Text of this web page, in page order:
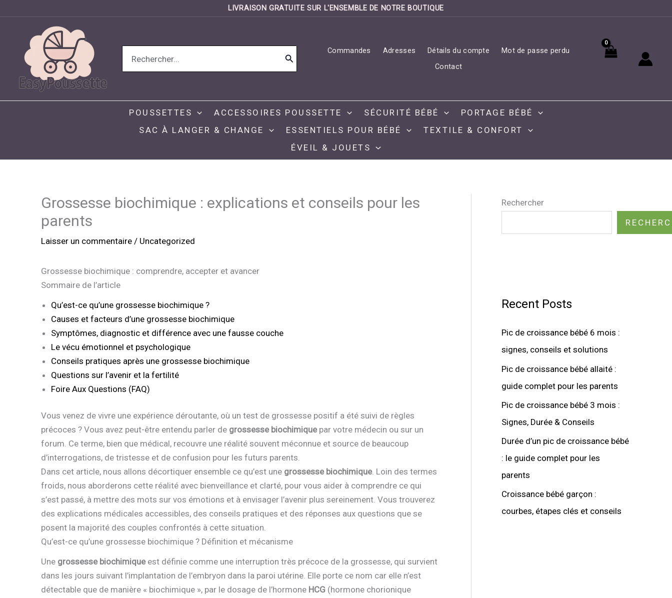
LIVRAISON GRATUITE SUR L'ENSEMBLE DE NOTRE BOUTIQUE
contenu
Search
for:
Commandes Adresses Détails du compte
Mot de passe perdu
Contact
POUSSETTES ACCESSOIRES POUSSETTE SÉCURITÉ BÉBÉ
PORTAGE BÉBÉ
SAC À LANGER & CHANGE
ESSENTIELS POUR BÉBÉ
TEXTILE & CONFORT
ÉVEIL & JOUETS
Grossesse biochimique : explications et conseils pour les
parents
Laisser un commentaire / Uncategorized
Grossesse biochimique : comprendre, accepter et avancer
Sommaire de l’article
Qu’est-ce qu’une grossesse biochimique ?
Causes et facteurs d’une grossesse biochimique
Symptômes, diagnostic et différence avec une fausse couche
Le vécu émotionnel et psychologique
Conseils pratiques après une grossesse biochimique
Questions sur l’avenir et la fertilité
Foire Aux Questions (FAQ)
Vous venez de vivre une expérience déroutante, où un test de grossesse positif a été suivi de règles
précoces ? Vous avez peut-être entendu parler de grossesse biochimiquepar votre médecin ou sur un
forum. Ce terme, bien que médical, recouvre une réalité souvent méconnue et source de beaucoup
d’interrogations, de tristesse et de confusion pour les futurs parents.
Dans cet article, nous allons décortiquer ensemble ce qu’est une grossesse biochimique. Loin des termes
froids, nous aborderons cette réalité avec bienveillance et clarté, pour vous aider à comprendre ce qui
s’est passé, à mettre des mots sur vos émotions et à envisager l’avenir plus sereinement. Vous trouverez
des explications médicales accessibles, des conseils pratiques et des réponses aux questions que se
posent la majorité des couples confrontés à cette situation.
Qu’est-ce qu’une grossesse biochimique ? Définition et mécanisme
Une grossesse biochimiqueest définie comme une interruption très précoce de la grossesse, qui survient
dans les jours suivant l’implantation de l’embryon dans la paroi utérine. Elle porte ce nom car elle n’est
détectable que de manière « biochimique », par le dosage de l’hormone HCG (hormone chorionique
Rechercher
Recent Posts
Pic de croissance bébé 6 mois :
signes, conseils et solutions
Pic de croissance bébé allaité :
guide complet pour les parents
Pic de croissance bébé 3 mois :
Signes, Durée & Conseils
Durée d’un pic de croissance bébé
: le guide complet pour les
parents
Croissance bébé garçon :
courbes, étapes clés et conseils